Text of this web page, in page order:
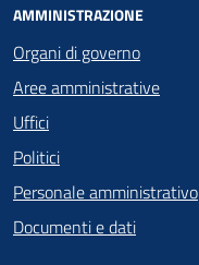
AMMINISTRAZIONE
Organi di governo
Aree amministrative
Uffici
Politici
Personale amministrativo
Documenti e dati